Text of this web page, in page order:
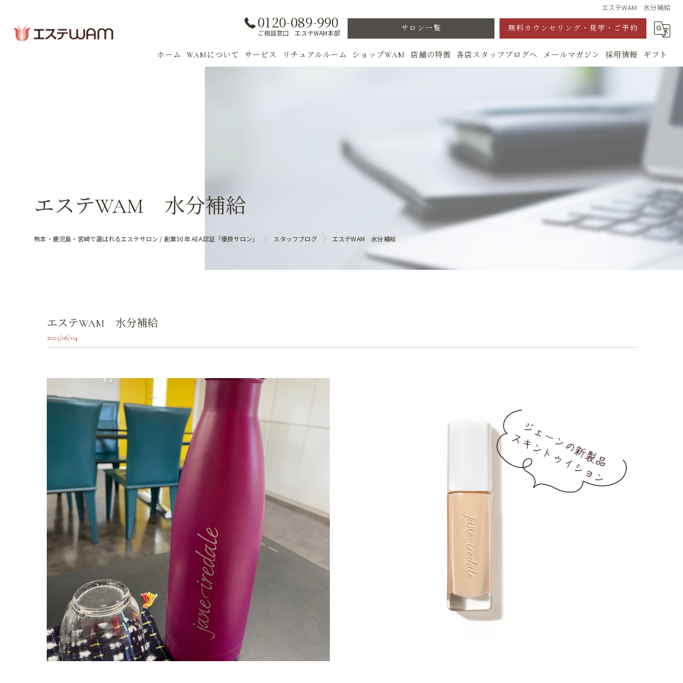
エステWAM 水分補給
0120-089-990
ご相談窓口 エステWAM本部
サロン一覧 無料カウンセリング・見学・ご予約
ホーム WAMについて サービス リチュアルルーム ショップWAM 店舗の特徴
スキンケア
各店スタッフブログへ メールマガジン 採用情報 ギフト
エステWAM 水分補給
熊本・鹿児島・宮崎で選ばれるエステサロン / 創業50年 AEA認証「優良サロン」 スタッフブログ エステWAM 水分補給
エステWAM 水分補給
2025/06/04